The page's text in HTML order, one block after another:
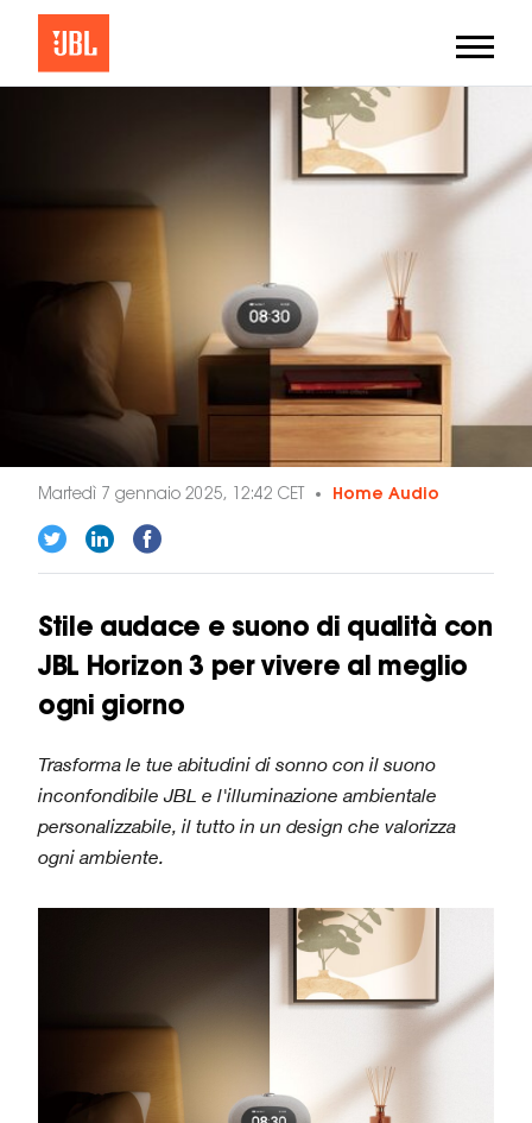
Martedì 7 gennaio 2025, 12:42 CET Home Audio
Stile audace e suono di qualità con
JBL Horizon 3 per vivere al meglio
ogni giorno
Trasforma le tue abitudini di sonno con il suono
inconfondibile JBL e l'illuminazione ambientale
personalizzabile, il tutto in un design che valorizza
ogni ambiente.